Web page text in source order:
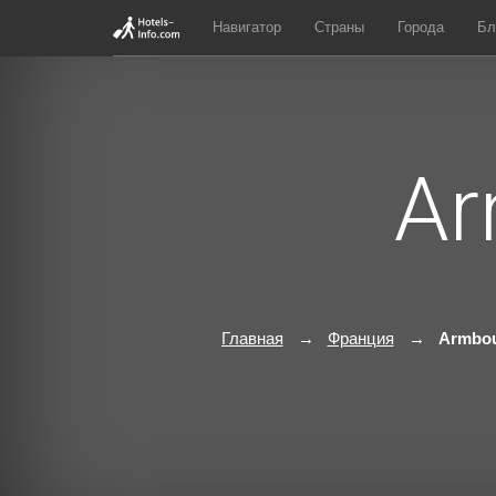
Навигатор Страны Города
Главная Франция